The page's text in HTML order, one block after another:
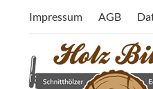
Impressum AGB